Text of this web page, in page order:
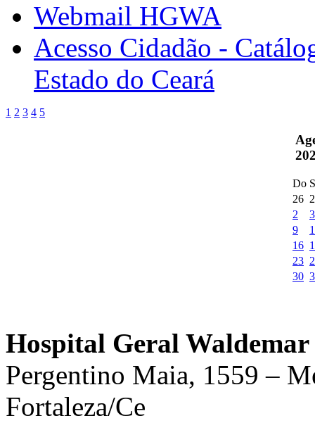
Webmail HGWA
Acesso Cidadão -
Estado do Ceará
1 2 3 4 5
Do
26
2
3
9
16
23
30
Hospital Geral
Pergentino Maia, 1559 –
Fortaleza/Ce